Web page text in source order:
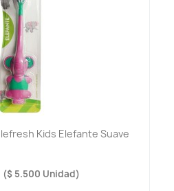
Kids Elefante Suave
($ 5.500 Unidad)